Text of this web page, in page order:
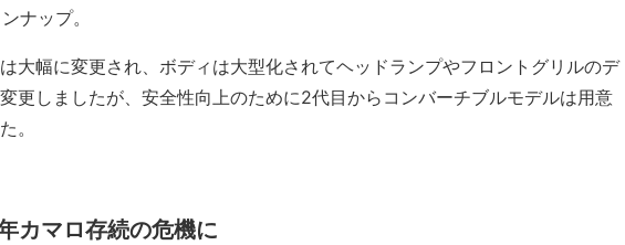
ナップ。
大幅に変更され、ボディは大型化されてヘッドランプやフロントグリルのデ
更しましたが、安全性向上のために2代目からコンバーチブルモデルは用意
。
カマロ存続の危機に